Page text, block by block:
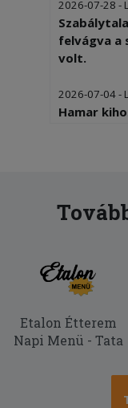
2026-07-28 -
felvágva a
volt.
2026-07-04 -
Hamar
2026-05-27 -
belefér)
kaotikus (
négyest
2026-05-11 - :
Gyors
2026-05-10 -
Etalon Étterem
Napi Menü - Tata